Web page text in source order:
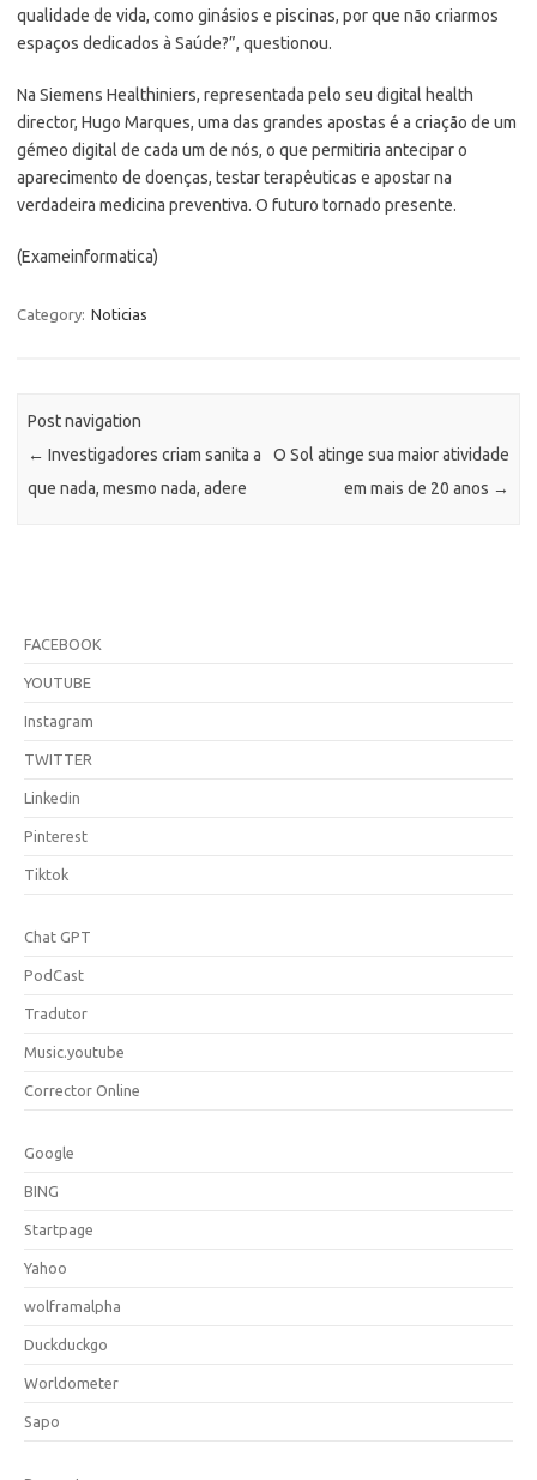
qualidade de vida, como ginásios e piscinas, por que não criarmos
espaços dedicados à Saúde?”, questionou.
Na Siemens Healthiniers, representada pelo seu digital health
director, Hugo Marques, uma das grandes apostas é a criação de um
gémeo digital de cada um de nós, o que permitiria antecipar o
aparecimento de doenças, testar terapêuticas e apostar na
verdadeira medicina preventiva. O futuro tornado presente.
(Exameinformatica)
Category: Noticias
Post navigation
← Investigadores criam sanita a
que nada, mesmo nada, adere
O Sol atinge sua maior atividade
em mais de 20 anos →
FACEBOOK
YOUTUBE
Instagram
TWITTER
Linkedin
Pinterest
Tiktok
Chat GPT
PodCast
Tradutor
Music.youtube
Corrector Online
Google
BING
Startpage
Yahoo
wolframalpha
Duckduckgo
Worldometer
Sapo